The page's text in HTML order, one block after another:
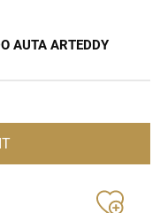
AUTA ARTEDDY